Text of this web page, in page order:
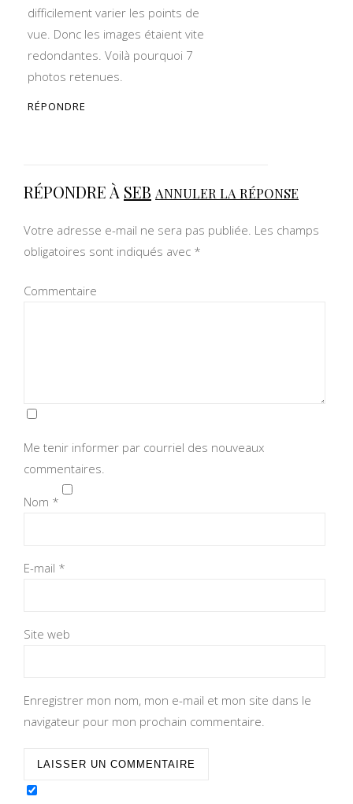
difficilement varier les points de
vue. Donc les images étaient vite
redondantes. Voilà pourquoi 7
photos retenues.
RÉPONDRE
RÉPONDRE À SEB ANNULER LA RÉPONSE
Votre adresse e-mail ne sera pas publiée. Les champs
obligatoires sont indiqués avec *
Commentaire
Me tenir informer par courriel des nouveaux
commentaires.
Nom *
E-mail *
Site web
Enregistrer mon nom, mon e-mail et mon site dans le
navigateur pour mon prochain commentaire.